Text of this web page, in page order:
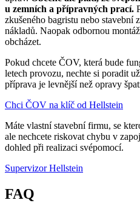
u zemních a přípravných prací.
zkušeného bagristu nebo stavební
nákladů. Naopak odbornou
obcházet.
Pokud chcete ČOV, která bude
letech provozu, nechte si poradit
příprava je levnější než opravy
Chci ČOV na klíč od Hellstein
Máte vlastní stavební firmu, se
ale nechcete riskovat chybu v
dohled při realizaci svépomocí.
Supervizor Hellstein
FAQ